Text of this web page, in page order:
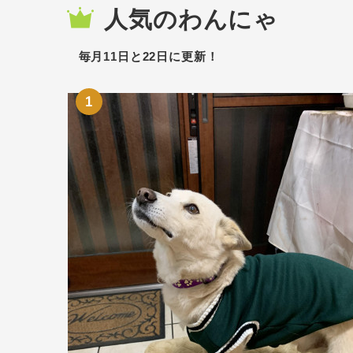
人気のわんにゃ
毎月11日と22日に更新！
1